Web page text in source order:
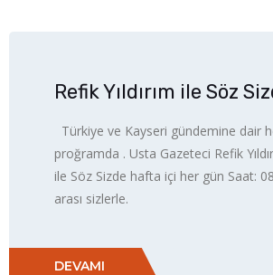
Refik Yıldırım ile Söz
Türkiye ve Kayseri gündemine dair
proğramda . Usta Gazeteci Refik
ile Söz Sizde hafta içi her gün Saat:
arası sizlerle.
DEVAMI